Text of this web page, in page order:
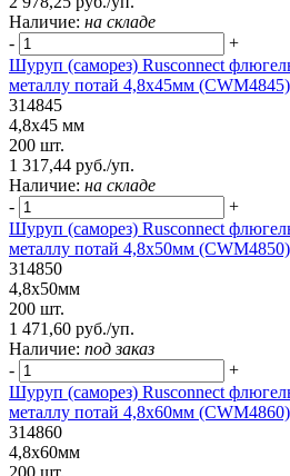
Наличие: на складе
-
+
Шуруп (саморез) Rusconnect
металлу потай 4,8х45мм (CWM4845)
314845
4,8х45 мм
200 шт.
1 317,44 руб./уп.
Наличие: на складе
-
+
Шуруп (саморез) Rusconnect
металлу потай 4,8х50мм (CWM4850)
314850
4,8х50мм
200 шт.
1 471,60 руб./уп.
Наличие: под заказ
-
+
Шуруп (саморез) Rusconnect
металлу потай 4,8х60мм (CWM4860)
314860
4,8х60мм